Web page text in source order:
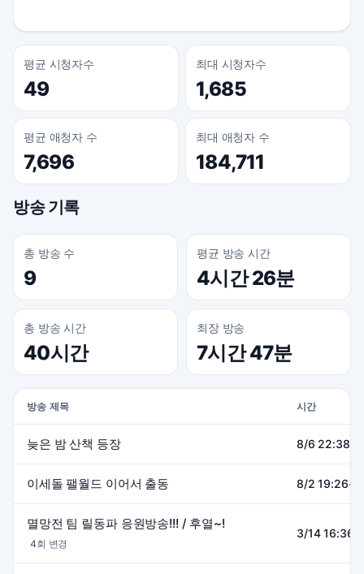
평균 시청자수
49
최대 시청자수
1,685
평균 애청자 수
7,696
최대 애청자 수
184,711
방송 기록
총 방송 수
9
평균 방송 시간
4시간 26분
총 방송 시간
40시간
최장 방송
7시간 47분
방송 제목 시간
늦은 밤 산책 등장 8/6
이세돌 팰월드 이어서 출동 8/2
멸망전 팀 릴동파 응원방송!!! / 후열~!
4회 변경
3/14